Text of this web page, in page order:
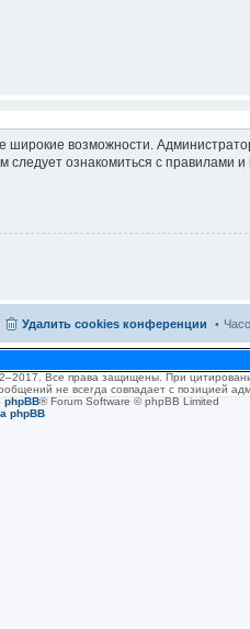
широкие возможности.
ознакомиться с правилами и
Удалить cookies конференции
Все права защищены. При
не всегда совпадает с позицией
phpBB® Forum Software © phpBB Limited
phpBB